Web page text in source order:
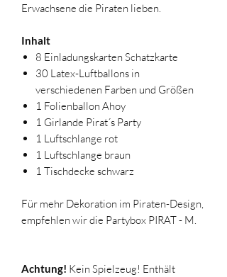
Erwachsene die Piraten lieben.
Inhalt
8 Einladungskarten Schatzkarte
30 Latex-Luftballons in
verschiedenen Farben und Größen
1 Folienballon Ahoy
1 Girlande Pirat´s Party
1 Luftschlange rot
1 Luftschlange braun
1 Tischdecke schwarz
Für mehr Dekoration im Piraten-Design,
empfehlen wir die Partybox PIRAT - M.
Achtung! Kein Spielzeug! Enthält